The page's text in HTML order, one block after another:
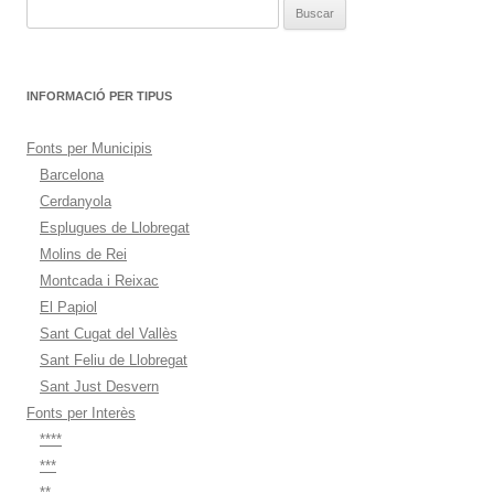
INFORMACIÓ PER TIPUS
Fonts per Municipis
Barcelona
Cerdanyola
Esplugues de Llobregat
Molins de Rei
Montcada i Reixac
El Papiol
Sant Cugat del Vallès
Sant Feliu de Llobregat
Sant Just Desvern
Fonts per Interès
****
***